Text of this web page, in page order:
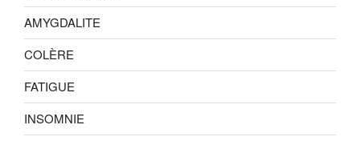
AMYGDALITE
COLÈRE
FATIGUE
INSOMNIE